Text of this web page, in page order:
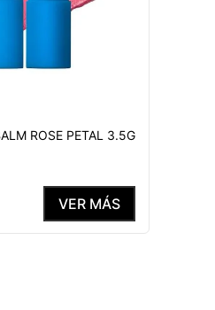
ROSE PETAL 3.5G
VER MÁS